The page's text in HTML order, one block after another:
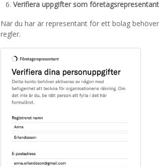
Verifiera uppgifter som företagsrepresentant
När du har är representant för ett bolag
regler.